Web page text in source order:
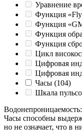
Уравнение
Функция
Функция
Функция
Функция
Цикл
Цифровая
Цифровая
Часы (104)
Шкала
Водонепроницаемость:
Часы способны
но не означает, что в